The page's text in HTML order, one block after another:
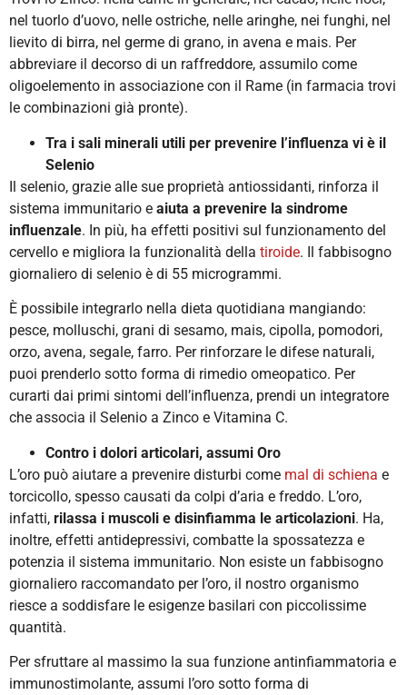
nel tuorlo d’uovo, nelle ostriche, nelle aringhe, nei funghi, nel
lievito di birra, nel germe di grano, in avena e mais. Per
abbreviare il decorso di un raffreddore, assumilo come
oligoelemento in associazione con il Rame (in farmacia trovi
le combinazioni già pronte).
Tra i sali minerali utili per prevenire l’influenza vi è il
Selenio
Il selenio, grazie alle sue proprietà antiossidanti, rinforza il
sistema immunitario e aiuta a prevenire la sindrome
influenzale. In più, ha effetti positivi sul funzionamento del
cervello e migliora la funzionalità della tiroide. Il fabbisogno
giornaliero di selenio è di 55 microgrammi.
È possibile integrarlo nella dieta quotidiana mangiando:
pesce, molluschi, grani di sesamo, mais, cipolla, pomodori,
orzo, avena, segale, farro. Per rinforzare le difese naturali,
puoi prenderlo sotto forma di rimedio omeopatico. Per
curarti dai primi sintomi dell’influenza, prendi un integratore
che associa il Selenio a Zinco e Vitamina C.
Contro i dolori articolari, assumi Oro
L’oro può aiutare a prevenire disturbi come mal di schiena e
torcicollo, spesso causati da colpi d’aria e freddo. L’oro,
infatti, rilassa i muscoli e disinfiamma le articolazioni. Ha,
inoltre, effetti antidepressivi, combatte la spossatezza e
potenzia il sistema immunitario. Non esiste un fabbisogno
giornaliero raccomandato per l’oro, il nostro organismo
riesce a soddisfare le esigenze basilari con piccolissime
quantità.
Per sfruttare al massimo la sua funzione antinfiammatoria e
immunostimolante, assumi l’oro sotto forma di